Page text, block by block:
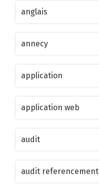
anglais
annecy
application
application web
audit
audit referencement